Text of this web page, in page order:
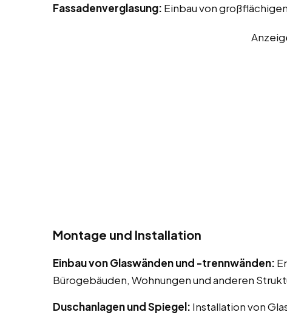
Fassadenverglasung: Einbau von
Montage und Installation
Einbau von Glaswänden und -trennwänden:
Bürogebäuden, Wohnungen und anderen
Duschanlagen und Spiegel: Installation von